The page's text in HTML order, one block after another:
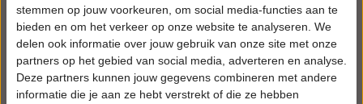
stemmen op jouw voorkeuren, om social media-functies aan te
bieden en om het verkeer op onze website te analyseren. We
delen ook informatie over jouw gebruik van onze site met onze
partners op het gebied van social media, adverteren en analyse.
Deze partners kunnen jouw gegevens combineren met andere
informatie die je aan ze hebt verstrekt of die ze hebben